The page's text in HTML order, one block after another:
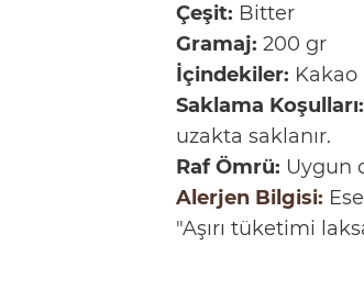
Çeşit: Bitter
Gramaj: 200 gr
İçindekiler:
Saklama Koşulları:
uzakta saklanır.
Raf Ömrü: Uygun
Alerjen Bilgisi:
"Aşırı tüketimi